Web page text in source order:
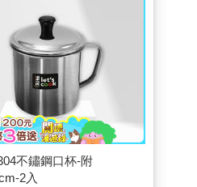
不鏽鋼口杯-附
2入